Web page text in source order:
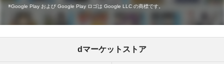
Google Play および Google Play ロゴは Google LLC の商標です。
dマーケットストア